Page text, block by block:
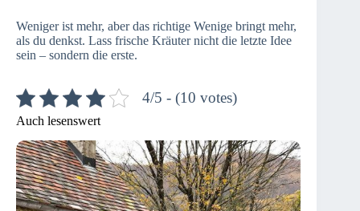
Weniger ist mehr, aber das richtige Wenige bringt mehr,
als du denkst. Lass frische Kräuter nicht die letzte Idee
sein – sondern die erste.
4/5 - (10 votes)
Auch lesenswert